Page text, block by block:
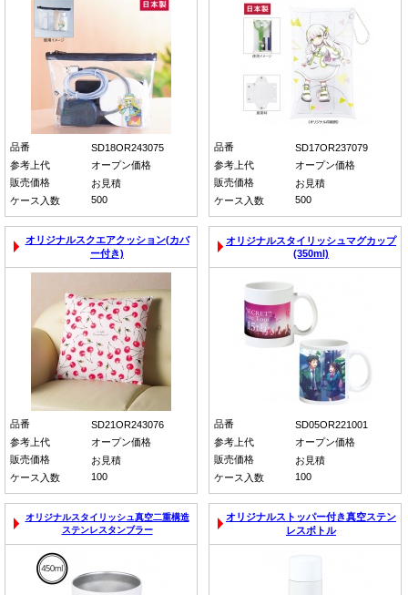
品番
SD18OR243075
参考上代
オープン価格
販売価格
お見積
ケース入数
500
品番
SD17OR237079
参考上代
オープン価格
販売価格
お見積
ケース入数
500
オリジナルスクエアクッション(カバ
ー付き)
品番
SD21OR243076
参考上代
オープン価格
販売価格
お見積
ケース入数
100
オリジナルスタイリッシュマグカップ
(350ml)
品番
SD05OR221001
参考上代
オープン価格
販売価格
お見積
ケース入数
100
オリジナルスタイリッシュ真空二重構造
ステンレスタンブラー
オリジナルストッパー付き真空ステン
レスボトル